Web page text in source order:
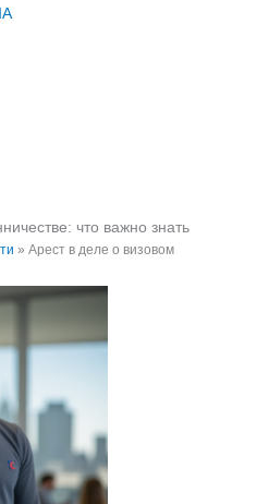
что важно знать
» Арест в деле о визовом